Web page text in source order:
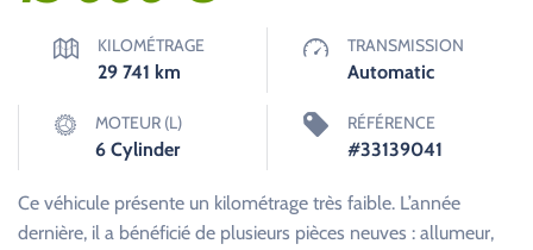
KILOMÉTRAGE
29 741 km
TRANSMISSION
Automatic
MOTEUR (L)
6 Cylinder
RÉFÉRENCE
#33139041
Ce véhicule présente un kilométrage très faible. L’année
dernière, il a bénéficié de plusieurs pièces neuves : allumeur,